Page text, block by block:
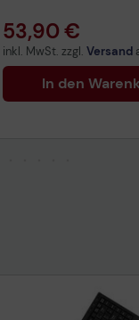
53,90 €
inkl. MwSt. zzgl. Versand
In den